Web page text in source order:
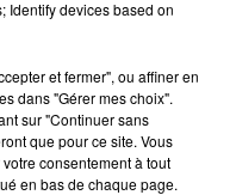
: plus de 18 000
en juillet 2026,
en France : quel
Identify devices based on
et fermer", ou affiner en
dans "Gérer mes choix".
sur "Continuer sans
que pour ce site. Vous
consentement à tout
en bas de chaque page.